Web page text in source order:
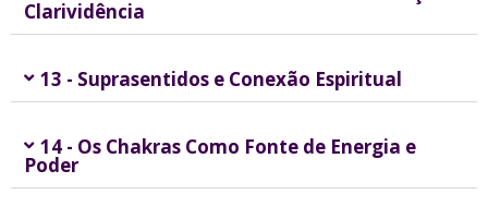
Clarividência
13 - Suprasentidos e Conexão Espiritual
14 - Os Chakras Como Fonte de Energia e
Poder